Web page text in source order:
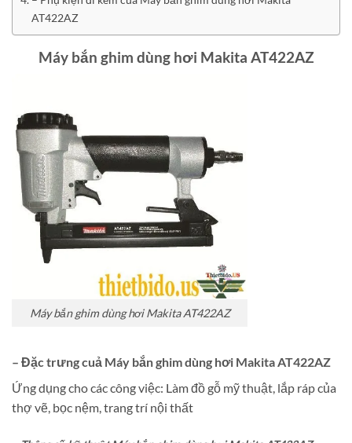
AT422AZ
Máy bắn ghim dùng hơi Makita AT422AZ
Máy bắn ghim dùng hơi Makita AT422AZ
– Đặc trưng cuả Máy bắn ghim dùng hơi Makita AT422AZ
Ứng dụng cho các công việc: Làm đồ gỗ mỹ thuật, lắp ráp của
thợ vẽ, bọc nệm, trang trí nội thất